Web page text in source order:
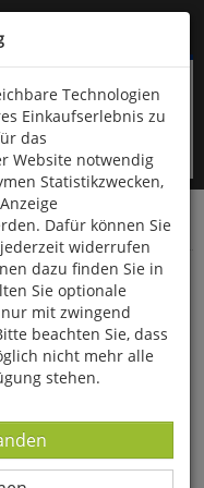
als Hobby
Steps Pflanzen
Technologien
Einkaufserlebnis zu
das
Website notwendig
Statistikzwecken,
Dafür können Sie
widerrufen
dazu finden Sie in
Sie optionale
mit zwingend
beachten Sie, dass
nicht mehr alle
stehen.
-